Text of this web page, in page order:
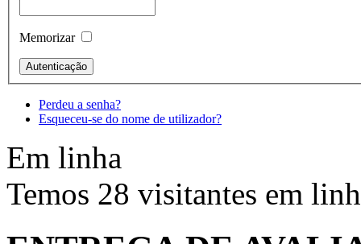
Memorizar
Perdeu a senha?
Esqueceu-se do nome de utilizador?
Em linha
Temos 28 visitantes em